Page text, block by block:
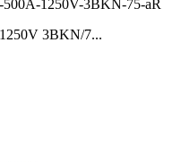
3BKN/7...